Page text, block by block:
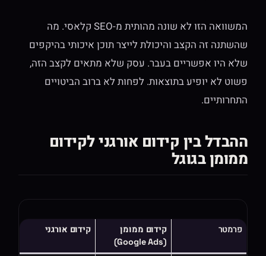
המשוואה הזו לא שונה מהותית מ-SEO קלאסי. מה
שהשתנה זה הקצב והיכולת לייצר תוכן איכותי בהיקפים
שלא היו אפשריים בעבר. עסק שלא מתאים לקצב הזה,
פשוט לא יופיע בתוצאות. לפחות לא ברוב הביטויים
התחרותיים.
ההבדל בין קידום אורגני לקידום
ממומן בגוגל
פרמטר
קידום ממומן
(Google Ads)
קידום אורגני